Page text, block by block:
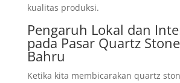
kualitas produksi.
Pengaruh Lokal dan
pada Pasar Quartz
Bahru
Ketika kita membicarakan quartz